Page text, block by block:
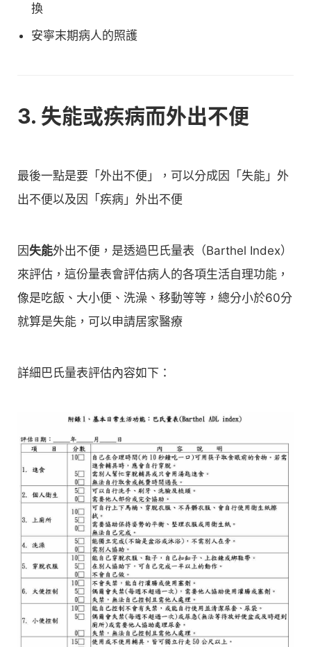
換
安寧末期病人的照護
3. 失能或疾病而外出不便
最後一點是要「外出不便」，可以分成因「失能」外
出不便以及因「疾病」外出不便
因失能外出不便，是透過巴氏量表（Barthel Index）
來評估，這份量表會評估病人的各項生活自理功能，
像是吃飯、大小便、洗澡、移動等等，總分小於60分
就算是失能，可以申請居家醫療
詳細巴氏量表評估內容如下：